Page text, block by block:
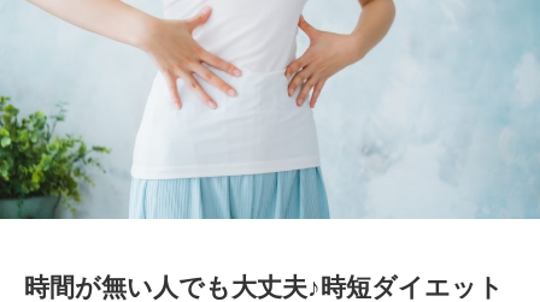
時間が無い人でも大丈夫♪時短ダイエット